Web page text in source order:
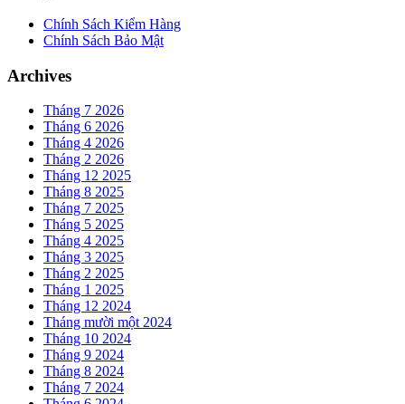
Chính Sách Kiểm Hàng
Chính Sách Bảo Mật
Archives
Tháng 7 2026
Tháng 6 2026
Tháng 4 2026
Tháng 2 2026
Tháng 12 2025
Tháng 8 2025
Tháng 7 2025
Tháng 5 2025
Tháng 4 2025
Tháng 3 2025
Tháng 2 2025
Tháng 1 2025
Tháng 12 2024
Tháng mười một 2024
Tháng 10 2024
Tháng 9 2024
Tháng 8 2024
Tháng 7 2024